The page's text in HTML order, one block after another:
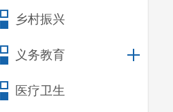
乡村振兴
义务教育
医疗卫生